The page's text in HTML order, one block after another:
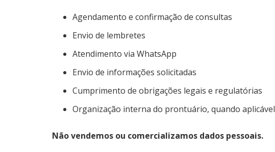
Agendamento e confirmação de consultas
Envio de lembretes
Atendimento via WhatsApp
Envio de informações solicitadas
Cumprimento de obrigações legais e regulatórias
Organização interna do prontuário, quando aplicável
Não vendemos ou comercializamos dados pessoais.